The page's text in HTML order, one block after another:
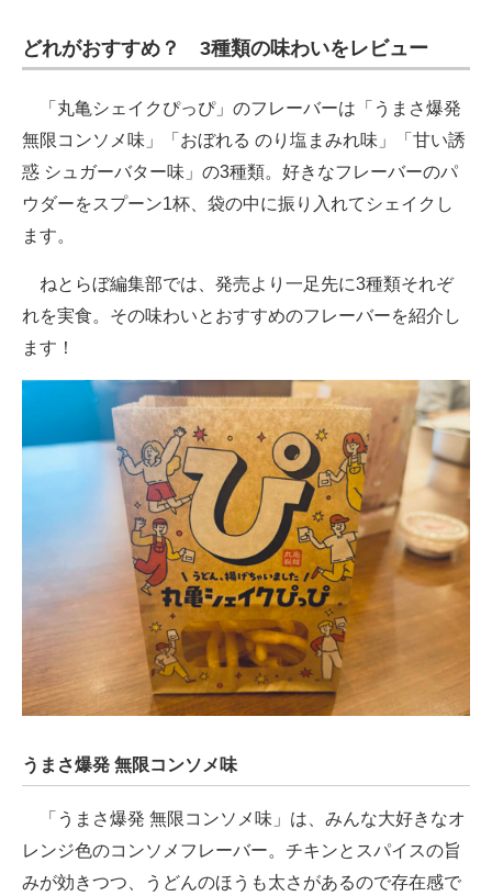
どれがおすすめ？ 3種類の味わいをレビュー
「丸亀シェイクぴっぴ」のフレーバーは「うまさ爆発
無限コンソメ味」「おぼれる のり塩まみれ味」「甘い誘
惑 シュガーバター味」の3種類。好きなフレーバーのパ
ウダーをスプーン1杯、袋の中に振り入れてシェイクし
ます。
ねとらぼ編集部では、発売より一足先に3種類それぞ
れを実食。その味わいとおすすめのフレーバーを紹介し
ます！
うまさ爆発 無限コンソメ味
「うまさ爆発 無限コンソメ味」は、みんな大好きなオ
レンジ色のコンソメフレーバー。チキンとスパイスの旨
みが効きつつ、うどんのほうも太さがあるので存在感で